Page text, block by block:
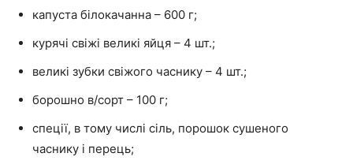
капуста білокачанна – 600 г;
курячі свіжі великі яйця – 4 шт.;
великі зубки свіжого часнику – 4 шт.;
борошно в/сорт – 100 г;
спеції, в тому числі сіль, порошок сушеного
часнику і перець;